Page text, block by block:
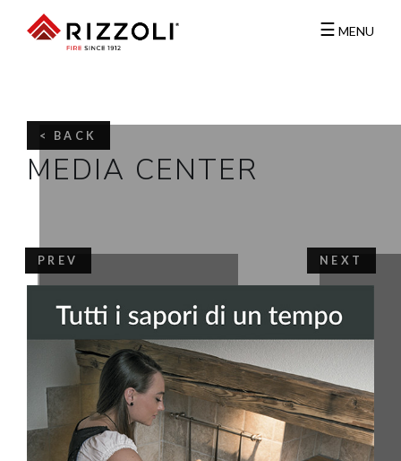
☰ MENU
< BACK
MEDIA CENTER
PREV NEXT